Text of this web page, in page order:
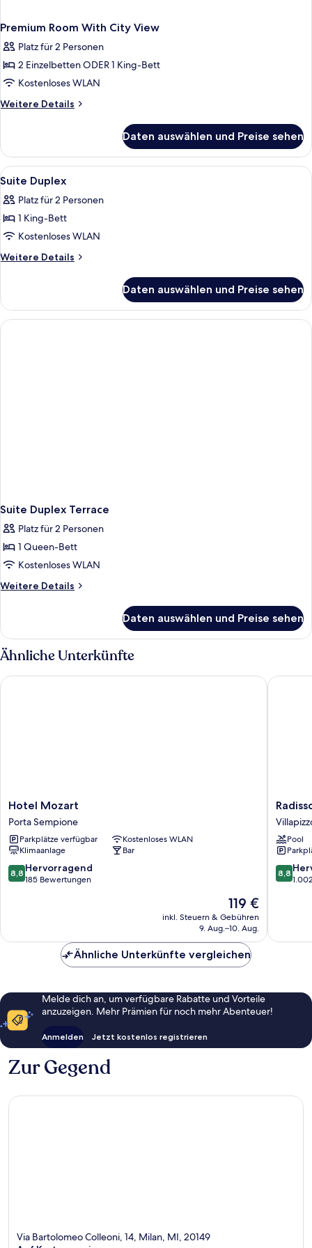
Premium Room With City View
Platz für 2 Personen
2 Einzelbetten ODER 1 King-Bett
Kostenloses WLAN
Weitere Details
Weitere
Room
With
City
Daten auswählen und Preise sehen
Alle
Fotos
für
Suite
Duplex
anzeigen
Daunenbettdecken, Minibar,
6
Suite Duplex
Platz für 2 Personen
1 King-Bett
Kostenloses WLAN
Weitere Details
Weitere
Duplex
Daten auswählen und Preise sehen
Suite Duplex Terrace
Platz für 2 Personen
1 Queen-Bett
Kostenloses WLAN
Weitere Details
Weitere
Duplex
Terrace
Daten auswählen und Preise sehen
Ähnliche Unterkünfte
Hotel
Mozart
Porta
Sempione
Hotel Mozart
Porta Sempione
Parkplätze verfügbar
Kostenloses WLAN
Klimaanlage
Bar
8.8
von
8,8 Hervorragend
185 Bewertungen
Der
Preis
beträgt
119 €
inkl. Steuern & Gebühren
9. Aug.–10. Aug.
Hotel Mozart
Blu
Hotel,
Milan
Pool
8.8
von
8,8
Ähnliche Unterkünfte vergleichen
Melde dich an, um verfügbare Rabatte und Vorteile
anzuzeigen. Mehr Prämien für noch mehr Abenteuer!
Anmelden Jetzt kostenlos registrieren
Zur Gegend
Via Bartolomeo Colleoni, 14, Milan, MI, 20149